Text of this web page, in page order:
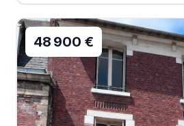
48 900 €